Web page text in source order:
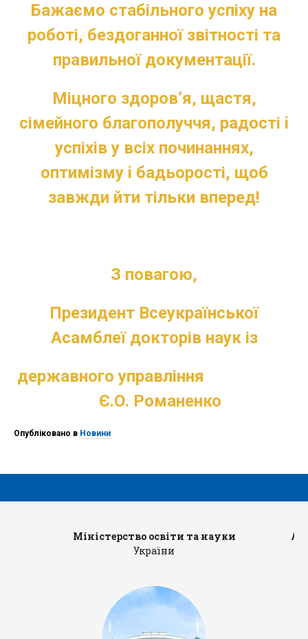
Бажаємо стабільного успіху на
роботі, бездоганної звітності та
правильної документації.
Міцного здоров’я, щастя,
сімейного благополуччя, радості i
успіхів у всіх починаннях,
оптимізму i бадьорості, щоб
завжди йти тільки вперед!
З повагою,
Президент Всеукраїнської
Асамблеї докторів наук із
державного управління
Є.О. Романенко
Опубліковано в Новини
Міністерство освіти та науки
України